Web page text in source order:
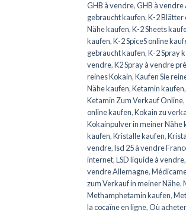
GHB à vendre,GHB à
gebraucht kaufen,K-2 Blätter
Nähe kaufen,K-2 Sheets
kaufen,K-2 SpiceS online
gebraucht kaufen,K-2 Spray
vendre,K2 Spray à vendre
reines Kokain,Kaufen Sie
Nähe kaufen,Ketamin kaufen,
Ketamin Zum Verkauf Online,
online kaufen,Kokain zu
Kokainpulver in meiner Nähe
kaufen,Kristalle kaufen,
vendre,lsd 25 à vendre
internet,LSD liquide à vendre,
vendre Allemagne,
zum Verkauf in meiner Nähe,
Methamphetamin kaufen,
la cocaïne en ligne,Où